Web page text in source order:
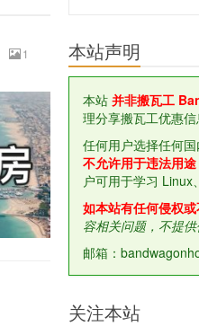
1
本站声明
本站 并非搬瓦工
理分享搬瓦工优惠信
任何用户选择任何
不允许用于违法用途
户可用于学习 Linux
如本站有任何侵权
容相关问题，不提
邮箱：
关注本站